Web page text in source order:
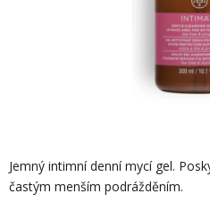
Jemný intimní denní mycí gel.
častým menším podrážděním.